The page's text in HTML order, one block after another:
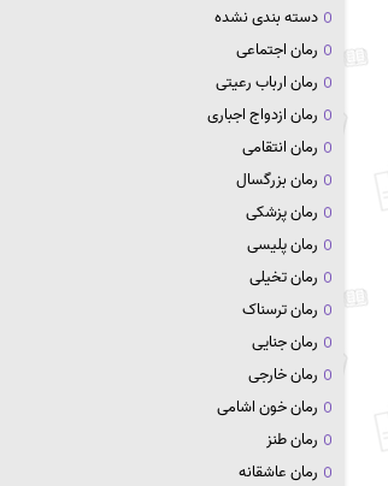
دسته بندی نشده
رمان اجتماعی
رمان ارباب رعیتی
رمان ازدواج اجباری
رمان انتقامی
رمان بزرگسال
رمان پزشکی
رمان پلیسی
رمان تخیلی
رمان ترسناک
رمان جنایی
رمان خارجی
رمان خون اشامی
رمان طنز
رمان عاشقانه